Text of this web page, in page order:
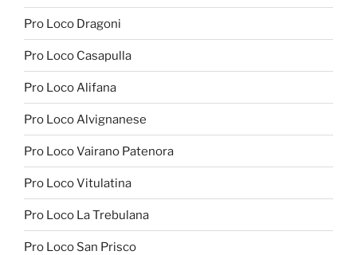
Pro Loco Dragoni
Pro Loco Casapulla
Pro Loco Alifana
Pro Loco Alvignanese
Pro Loco Vairano Patenora
Pro Loco Vitulatina
Pro Loco La Trebulana
Pro Loco San Prisco